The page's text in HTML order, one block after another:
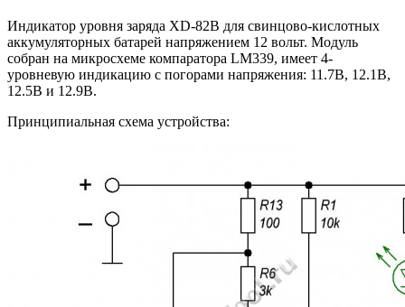
Индикатор уровня заряда XD-82B для свинцово-кислотных
аккумуляторных батарей напряжением 12 вольт. Модуль
собран на микросхеме компаратора LM339, имеет 4-
уровневую индикацию с погорами напряжения: 11.7В, 12.1В,
12.5В и 12.9В.
Принципиальная схема устройства: